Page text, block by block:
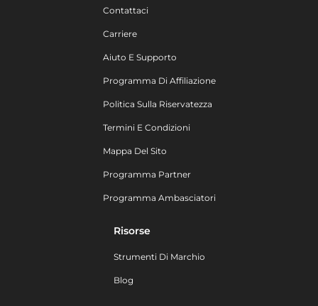
Contattaci
Carriere
Aiuto E Supporto
Programma Di Affiliazione
Politica Sulla Riservatezza
Termini E Condizioni
Mappa Del Sito
Programma Partner
Programma Ambasciatori
Risorse
Strumenti Di Marchio
Blog